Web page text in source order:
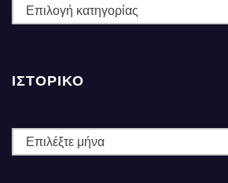
ΚΑΤΗΓΟΡΙΕΣ
ΙΣΤΟΡΙΚΌ
Ιστορικό